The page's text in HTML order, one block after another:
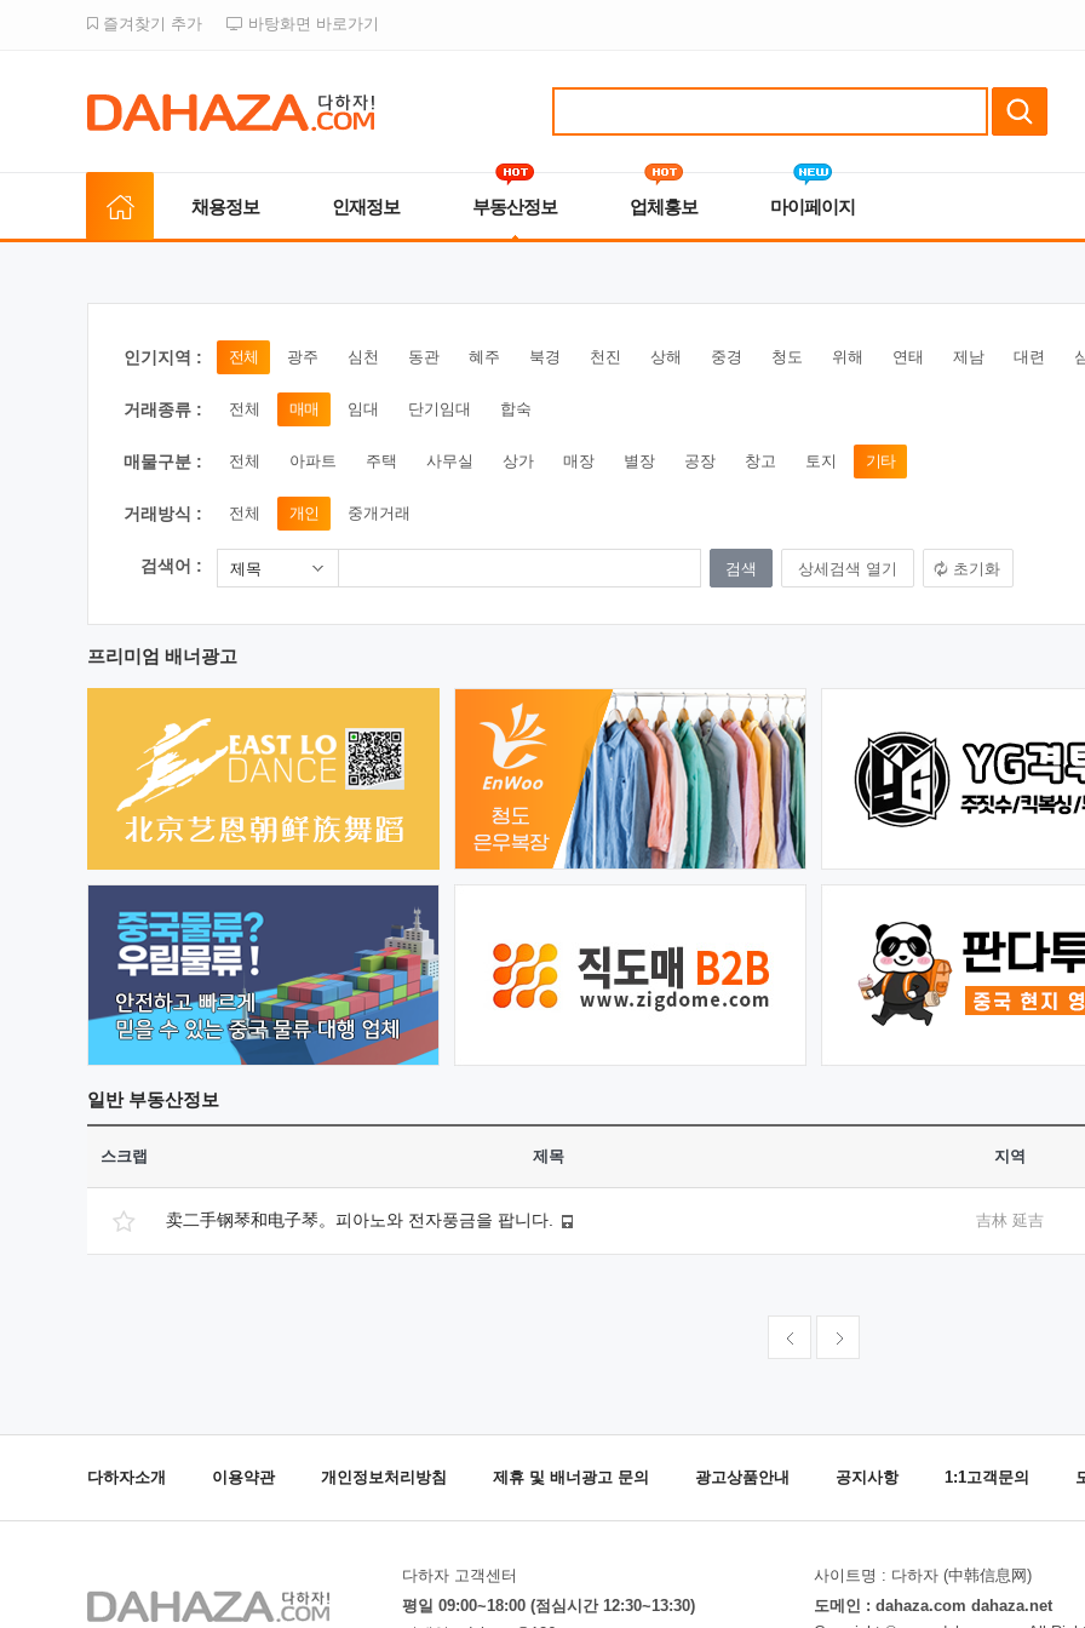
즐겨찾기 추가 바탕화면 바로가기
채용정보 인재정보 부동산정보 업체홍보 마이페이지
인기지역 : 전체 광주 심천 동관 혜주 북경 천진 상해 중경 청도 위해 연태 제남 대련
거래종류 : 전체 매매 임대 단기임대 합숙
매물구분 : 전체 아파트 주택 사무실 상가 매장 별장 공장 창고 토지 기타
거래방식 : 전체 개인 중개거래
검색어 : 제목 상세검색 열기 초기화
프리미엄 배너광고
일반부동산정보
스크랩 제목 지역
卖二手钢琴和电子琴。피아노와 전자풍금을 팝니다. 吉林 延吉
다하자소개 이용약관 개인정보처리방침 제휴 및 배너광고 문의 광고상품안내 공지사항 1:1고객문의
다하자 고객센터
평일 09:00~18:00 (점심시간 12:30~13:30)
사이트명 : 다하자 (中韩信息网)
도메인 : dahaza.com dahaza.net